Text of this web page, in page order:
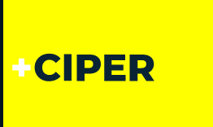
Todos los derechos reservados © 2007-2026